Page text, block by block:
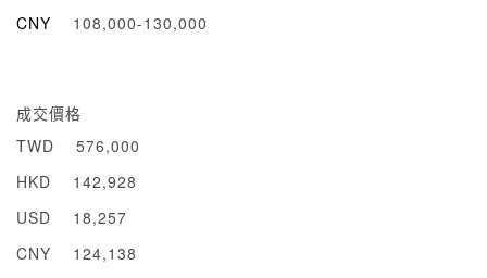
CNY
108,000-130,000
成交價格
TWD
576,000
HKD
142,928
USD
18,257
CNY
124,138